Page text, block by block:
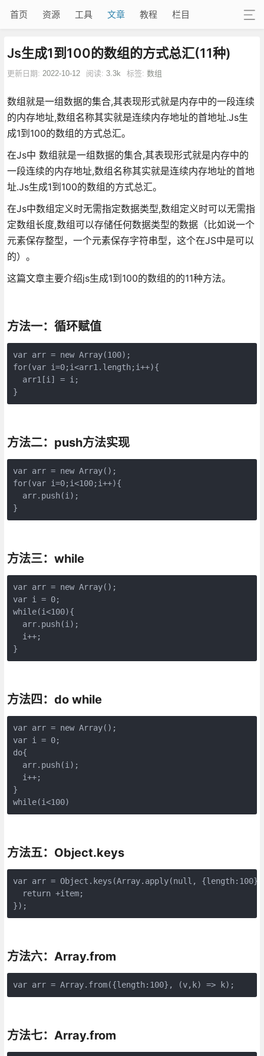
首页 资源 工具 文章 教程 栏目
Js生成1到100的数组的方式总汇(11种)
更新日期: 2022-10-12 阅读: 3.3k 标签: 数组
数组就是一组数据的集合,其表现形式就是内存中的一段连续
的内存地址,数组名称其实就是连续内存地址的首地址.Js生
成1到100的数组的方式总汇。
在Js中 数组就是一组数据的集合,其表现形式就是内存中的
一段连续的内存地址,数组名称其实就是连续内存地址的首地
址.Js生成1到100的数组的方式总汇。
在Js中数组定义时无需指定数据类型,数组定义时可以无需指
定数组长度,数组可以存储任何数据类型的数据（比如说一个
元素保存整型，一个元素保存字符串型，这个在JS中是可以
的）。
这篇文章主要介绍js生成1到100的数组的的11种方法。
方法一：循环赋值
var arr = new Array(100);
for(var i=0;i<arr1.length;i++){
  arr1[i] = i;
}
方法二：push方法实现
var arr = new Array();
for(var i=0;i<100;i++){
  arr.push(i);
}
方法三：while
var arr = new Array();
var i = 0;
while(i<100){
  arr.push(i);
  i++;
}
方法四：do while
var arr = new Array();
var i = 0;
do{
  arr.push(i);
  i++;
}
while(i<100)
方法五：Object.keys
var arr = Object.keys(Array.apply(null,
  return +item;
});
方法六：Array.from
var arr = Array.from({length:100}, (v,k) => k);
方法七：Array.from